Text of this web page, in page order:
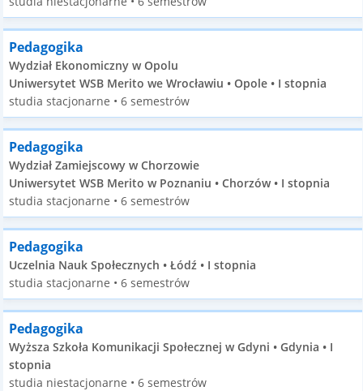
Pedagogika
Wydział Ekonomiczny w Opolu
Uniwersytet WSB Merito we Wrocławiu • Opole • I stopnia
studia stacjonarne • 6 semestrów
Pedagogika
Wydział Zamiejscowy w Chorzowie
Uniwersytet WSB Merito w Poznaniu • Chorzów • I stopnia
studia stacjonarne • 6 semestrów
Pedagogika
Uczelnia Nauk Społecznych • Łódź • I stopnia
studia stacjonarne • 6 semestrów
Pedagogika
Wyższa Szkoła Komunikacji Społecznej w Gdyni • Gdynia • I
stopnia
studia niestacjonarne • 6 semestrów